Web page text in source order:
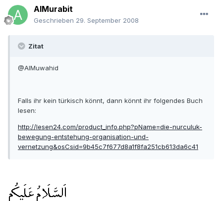
AlMurabit
Geschrieben 29. September 2008
Zitat
@AlMuwahid
Falls ihr kein türkisch könnt, dann könnt ihr folgendes Buch
lesen:
http://lesen24.com/product_info.php?pName=die-nurculuk-
bewegung-entstehung-organisation-und-
vernetzung&osCsid=9b45c7f677d8a1f8fa251cb613da6c41